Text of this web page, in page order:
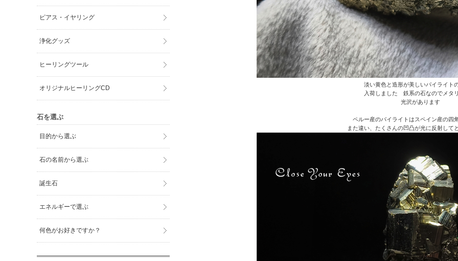
淡い黄色と造形が美しいパイライト
入荷しました 鉄系の石なのでメタ
光沢があります
ペルー産のパイライトはスペイン産の四
また違い、たくさんの凹凸が光に反射して
ピアス・イヤリング
浄化グッズ
ヒーリングツール
オリジナルヒーリングCD
石を選ぶ
目的から選ぶ
石の名前から選ぶ
誕生石
エネルギーで選ぶ
何色がお好きですか？